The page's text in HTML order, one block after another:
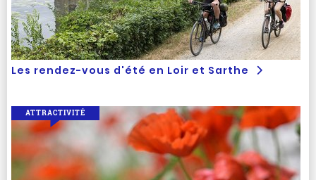
Les rendez-vous d'été en Loir et Sarthe
ATTRACTIVITÉ